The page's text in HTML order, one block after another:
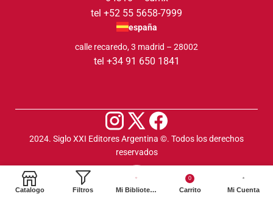
tel +52 55 5658-7999
españa
calle recaredo, 3 madrid – 28002
tel +34 91 650 1841
2024. Siglo XXI Editores Argentina ©️. Todos los derechos
reservados
Catalogo Filtros Mi Biblioteca
0
Carrito Mi Cuenta